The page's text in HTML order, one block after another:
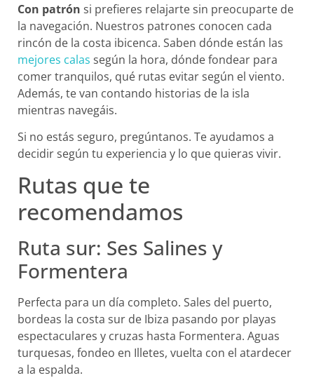
Con patrón si prefieres relajarte sin preocuparte de
la navegación. Nuestros patrones conocen cada
rincón de la costa ibicenca. Saben dónde están las
mejores calas según la hora, dónde fondear para
comer tranquilos, qué rutas evitar según el viento.
Además, te van contando historias de la isla
mientras navegáis.
Si no estás seguro, pregúntanos. Te ayudamos a
decidir según tu experiencia y lo que quieras vivir.
Rutas que te
recomendamos
Ruta sur: Ses Salines y
Formentera
Perfecta para un día completo. Sales del puerto,
bordeas la costa sur de Ibiza pasando por playas
espectaculares y cruzas hasta Formentera. Aguas
turquesas, fondeo en Illetes, vuelta con el atardecer
a la espalda.